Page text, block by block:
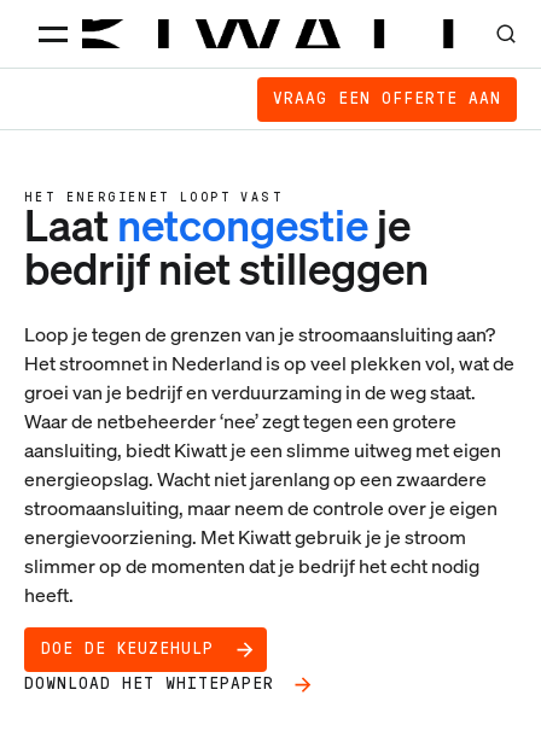
VRAAG EEN OFFERTE AAN
HET ENERGIENET LOOPT VAST
Laatnetcongestieje
bedrijf niet stilleggen
Loop je tegen de grenzen van je stroomaansluiting aan?
Het stroomnet in Nederland is op veel plekken vol, wat de
groei van je bedrijf en verduurzaming in de weg staat.
Waar de netbeheerder ‘nee’ zegt tegen een grotere
aansluiting, biedt Kiwatt je een slimme uitweg met eigen
energieopslag. Wacht niet jarenlang op een zwaardere
stroomaansluiting, maar neem de controle over je eigen
energievoorziening. Met Kiwatt gebruik je je stroom
slimmer op de momenten dat je bedrijf het echt nodig
heeft.
DOE DE KEUZEHULP
DOWNLOAD HET WHITEPAPER